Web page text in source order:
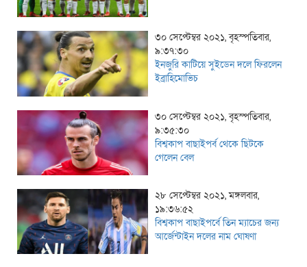
৩০ সেপ্টেম্বর ২০২১, বৃহস্পতিবার,
৯:৩৭:৩০
ইনজুরি কাটিয়ে সুইডেন দলে ফিরলেন
ইব্রাহিমোভিচ
৩০ সেপ্টেম্বর ২০২১, বৃহস্পতিবার,
৯:৩৫:৩০
বিশ্বকাপ বাছাইপর্ব থেকে ছিটকে
গেলেন বেল
২৮ সেপ্টেম্বর ২০২১, মঙ্গলবার,
১৯:৩৬:৫২
বিশ্বকাপ বাছাইপর্বে তিন ম্যাচের জন্য
আর্জেন্টাইন দলের নাম ঘোষণা